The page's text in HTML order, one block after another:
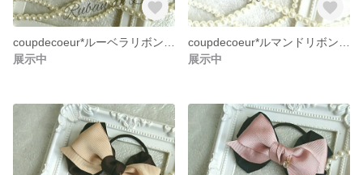
展示中
展示中